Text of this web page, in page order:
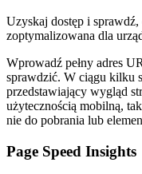
Uzyskaj dostęp i
zoptymalizowana dla
Wprowadź pełny adres
sprawdzić. W ciągu kilku
przedstawiający wygląd
użytecznością mobilną,
nie do pobrania lub
Page Speed ​​Insights